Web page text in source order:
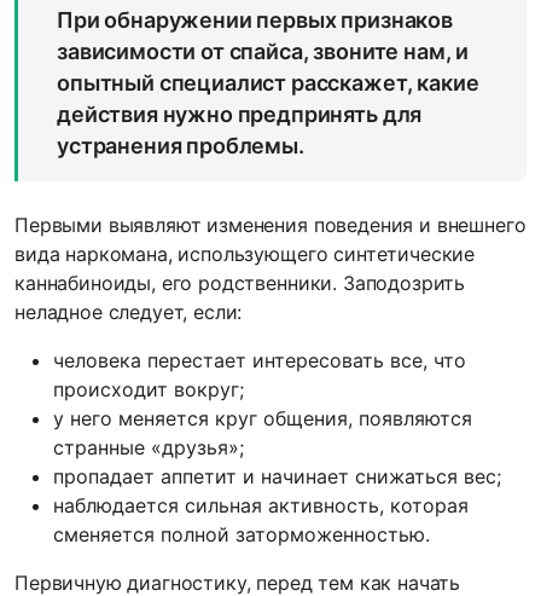
При обнаружении первых признаков
зависимости от спайса, звоните нам, и
опытный специалист расскажет, какие
действия нужно предпринять для
устранения проблемы.
Первыми выявляют изменения поведения и внешнего
вида наркомана, использующего синтетические
каннабиноиды, его родственники. Заподозрить
неладное следует, если:
человека перестает интересовать все, что
происходит вокруг;
у него меняется круг общения, появляются
странные «друзья»;
пропадает аппетит и начинает снижаться вес;
наблюдается сильная активность, которая
сменяется полной заторможенностью.
Первичную диагностику, перед тем как начать